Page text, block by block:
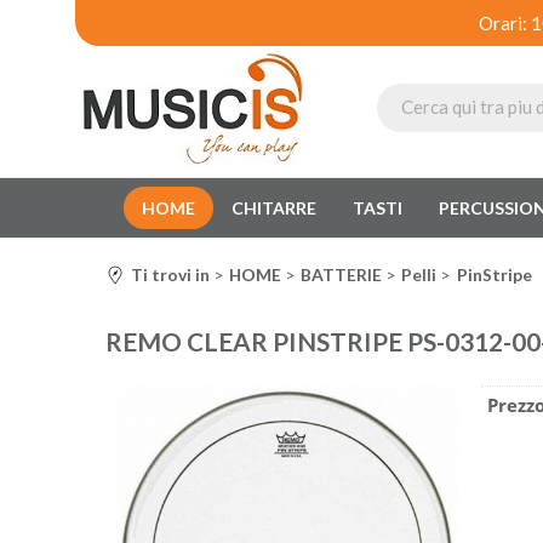
Orari:
HOME CHITARRE TASTI
Ti trovi in HOME BATTERIE Pelli PinStripe
REMO CLEAR PINSTRIPE PS-0312-